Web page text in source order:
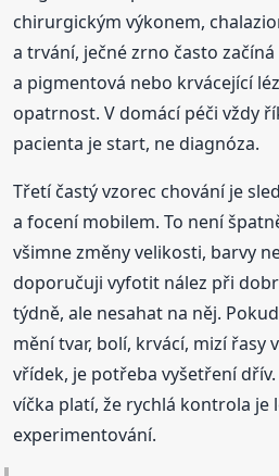
chirurgickým výkonem,
a trvání, ječné zrno často
a pigmentová nebo krvácející
opatrnost. V domácí péči vždy
pacienta je start, ne diagnóza.
Třetí častý vzorec chování je
a focení mobilem. To není
všimne změny velikosti, barvy
doporučuji vyfotit nález při
týdně, ale nesahat na něj.
mění tvar, bolí, krvácí, mizí řasy
vřídek, je potřeba vyšetření
víčka platí, že rychlá kontrola je
experimentování.